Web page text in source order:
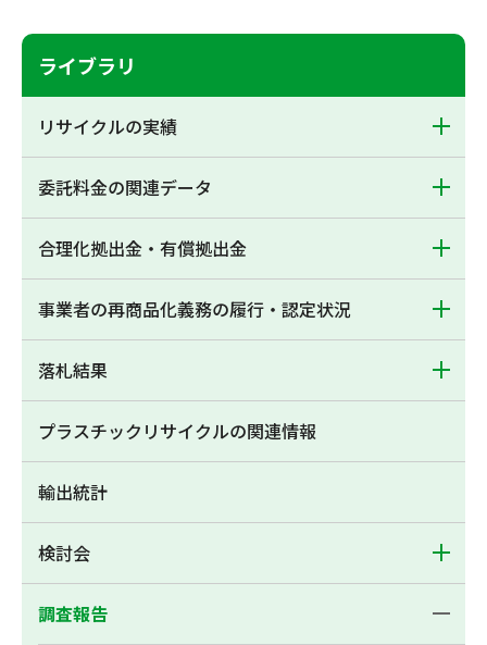
ライブラリ
リサイクルの実績
委託料金の関連データ
合理化拠出金・有償拠出金
事業者の再商品化義務の履行・認定状況
落札結果
プラスチックリサイクルの関連情報
輸出統計
検討会
調査報告